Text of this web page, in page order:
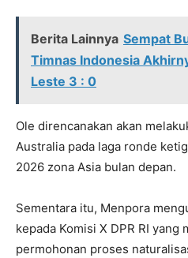
Berita Lainnya Sempat
Timnas Indonesia
Leste 3 : 0
Ole direncanakan akan
Australia pada laga ronde
2026 zona Asia bulan depan.
Sementara itu, Menpora
kepada Komisi X DPR RI
permohonan proses